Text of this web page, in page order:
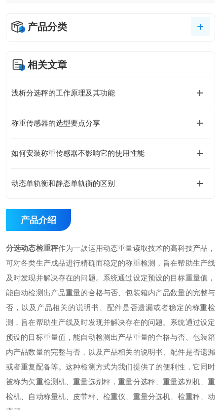
产品分类
相关文章
浅析分选秤的工作原理及其功能
称重传感器的选型要点分享
如何安装称重传感器不影响它的使用性能
动态单轨衡和静态单轨衡的区别
产品介绍
分选动态检重秤作为一款运用动态重量读取技术的高科技产品，
可对各类生产成品进行精确而稳定的称重检测，旨在帮助生产线
及时发现并解决存在的问题。系统通过设定预设的目标重量值，
能自动检测出产品重量的合格与否、包装箱内产品数量的完整与
否，以及产品相关的说明书、配件是否遗漏或者稳定的称重检
测，旨在帮助生产线及时发现并解决存在的问题。系统通过设定
预设的目标重量值，能自动检测出产品重量的合格与否、包装箱
内产品数量的完整与否，以及产品相关的说明书、配件是否遗漏
或者重复配备等。这种检测方式为我们提供了的便利性，它同时
被称为欠重检测机、重量选别秤，重量分选秤、重量选别机、重
检机、自动称量机、皮带秤、检重仪、重量分选机、检重秤、动